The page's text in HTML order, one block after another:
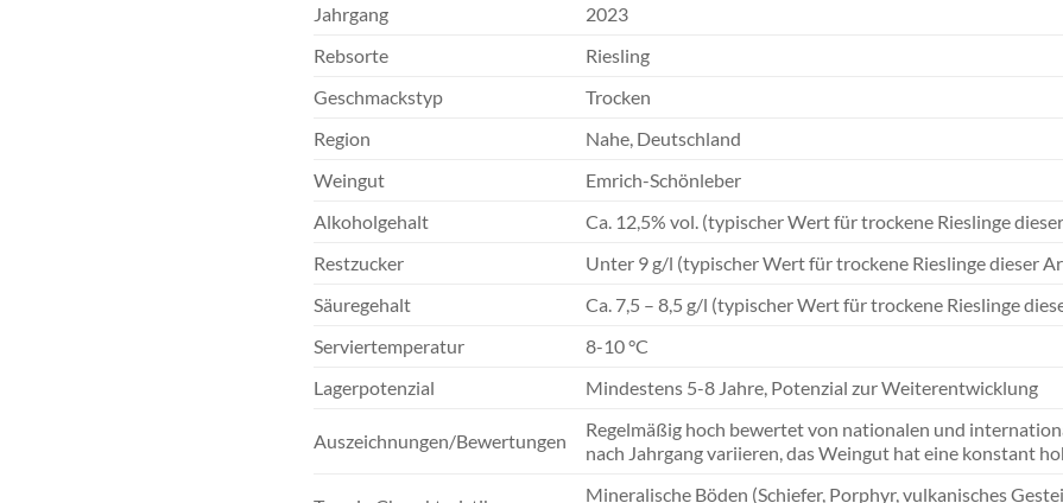
Jahrgang
2023
Rebsorte
Riesling
Geschmackstyp
Trocken
Region
Nahe, Deutschland
Weingut
Emrich-Schönleber
Alkoholgehalt
Ca. 12,5% vol. (typischer Wert für trockene Rieslinge
Restzucker
Unter 9 g/l (typischer Wert für trockene Rieslinge dieser
Säuregehalt
Ca. 7,5 – 8,5 g/l (typischer Wert für trockene Rieslinge
Serviertemperatur
8-10 °C
Lagerpotenzial
Mindestens 5-8 Jahre, Potenzial zur Weiterentwicklung
Auszeichnungen/Bewertungen
Regelmäßig hoch bewertet von nationalen und
nach Jahrgang variieren, das Weingut hat eine konstant
Mineralische Böden (Schiefer, Porphyr, vulkanisches